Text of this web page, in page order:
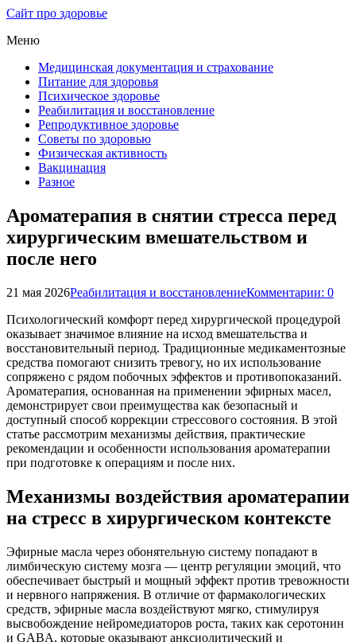
Сайт про здоровье
Меню
Медицинская документация и страхование
Питание для здоровья
Психическое здоровье
Реабилитация и восстановление
Репродуктивное здоровье
Советы по здоровью
Физическая активность
Вакцинация
Разное
Ароматерапия в снятии стресса перед
хирургическим вмешательством и
после него
21 мая 2026Реабилитация и восстановлениеКомментарии: 0
Психологический комфорт перед хирургической процедурой
оказывает значимое влияние на исход вмешательства и
восстановительный период. Традиционные медикаментозные
средства помогают снизить тревогу, но их использование
сопряжено с рядом побочных эффектов и противопоказаний.
Ароматерапия, основанная на применении эфирных масел,
демонстрирует свои преимущества как безопасный и
доступный способ коррекции стрессового состояния. В этой
статье рассмотрим механизмы действия, практические
рекомендации и особенности использования ароматерапии
при подготовке к операциям и после них.
Механизмы воздействия ароматерапии
на стресс в хирургическом контексте
Эфирные масла через обонятельную систему попадают в
лимбическую систему мозга — центр регуляции эмоций, что
обеспечивает быстрый и мощный эффект против тревожности
и нервного напряжения. В отличие от фармакологических
средств, эфирные масла воздействуют мягко, стимулируя
высвобождение нейромедиаторов роста, таких как серотонин
и GABA, которые оказывают анксиолитический и